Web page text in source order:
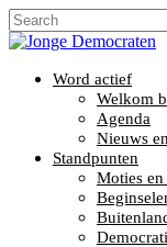
Word actief
Welkom
Agenda
Nieuws
Standpunten
Moties